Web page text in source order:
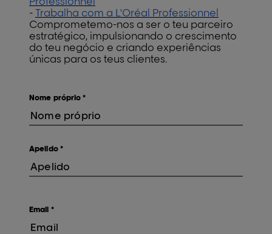
- Trabalha com a L'Oréal Professionnel
Comprometemo-nos a ser o teu parceiro
estratégico, impulsionando o crescimento
do teu negócio e criando experiências
únicas para os teus clientes.
Nome próprio*
Apelido *
Email *